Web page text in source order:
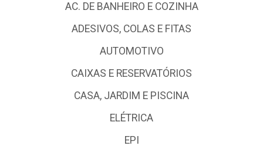
AC. DE BANHEIRO E COZINHA
ADESIVOS, COLAS E FITAS
AUTOMOTIVO
CAIXAS E RESERVATÓRIOS
CASA, JARDIM E PISCINA
ELÉTRICA
EPI